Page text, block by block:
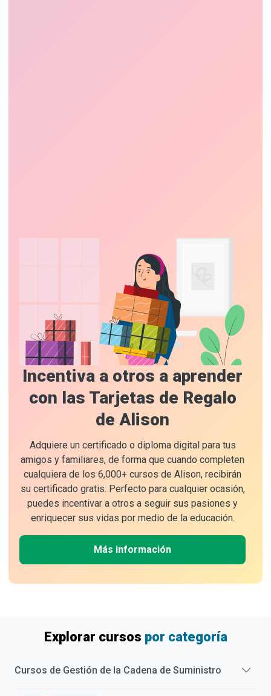
Incentiva a otros a aprender
con las Tarjetas de Regalo
de Alison
Adquiere un certificado o diploma digital para tus
amigos y familiares, de forma que cuando completen
cualquiera de los 6,000+ cursos de Alison, recibirán
su certificado gratis. Perfecto para cualquier ocasión,
puedes incentivar a otros a seguir sus pasiones y
enriquecer sus vidas por medio de la educación.
Más información
Explorar cursos por categoría
Cursos de Gestión de la Cadena de Suministro